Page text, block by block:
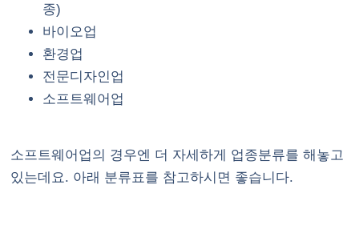
종)
바이오업
환경업
전문디자인업
소프트웨어업
소프트웨어업의 경우엔 더 자세하게 업종분류를 해놓고
있는데요. 아래 분류표를 참고하시면 좋습니다.